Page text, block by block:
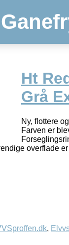
Ht
Grå
Ny, flottere
Farven er
overflade
,